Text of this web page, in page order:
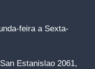
feira a Sexta-
Estanislao 2061,